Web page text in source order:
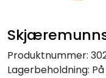
Produktnummer:
Lagerbeholdning:
Verneutstyr